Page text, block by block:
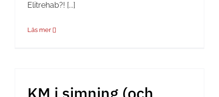
Elitrehab?! [...]
Läs mer